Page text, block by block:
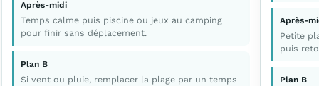
Après-midi
Temps calme puis piscine ou jeux au camping
pour finir sans déplacement.
Plan B
Si vent ou pluie, remplacer la plage par un temps
Après-
Petite
puis
Plan B